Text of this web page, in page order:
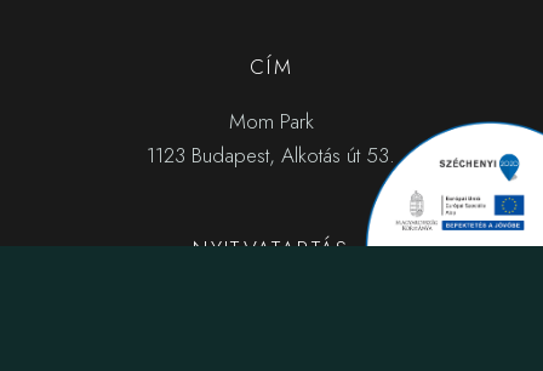
CÍM
Mom Park
1123 Budapest, Alkotás út 53.
NYITVATARTÁS